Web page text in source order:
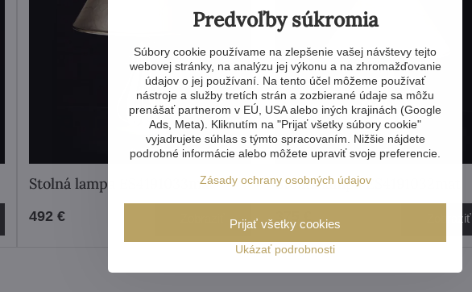
Stolná lampa ES4191033mat
492 €
Stolná lampa ES4191032mat
375 € Zobraziť
Predvoľby súkromia
Súbory cookie používame na zlepšenie vašej návštevy tejto
webovej stránky, na analýzu jej výkonu a na zhromažďovanie
údajov o jej používaní. Na tento účel môžeme používať
nástroje a služby tretích strán a zozbierané údaje sa môžu
prenášať partnerom v EÚ, USA alebo iných krajinách (Google
Ads, Meta). Kliknutím na "Prijať všetky súbory cookie"
vyjadrujete súhlas s týmto spracovaním. Nižšie nájdete
podrobné informácie alebo môžete upraviť svoje preferencie.
Zásady ochrany osobných údajov
Ukázať podrobnosti
Prijať všetky cookies